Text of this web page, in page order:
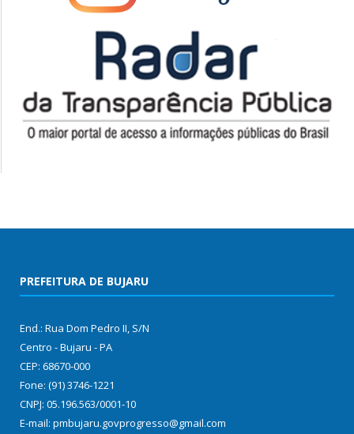
PREFEITURA DE BUJARU
End.: Rua Dom Pedro II, S/N
Centro - Bujaru - PA
CEP: 68670-000
Fone: (91) 3746-1221
CNPJ: 05.196.563/0001-10
E-mail: pmbujaru.govprogresso@gmail.com